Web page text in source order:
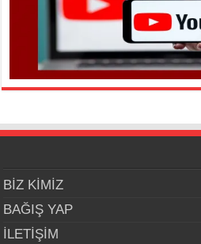
BİZ KİMİZ
BAĞIŞ YAP
İLETİŞİM